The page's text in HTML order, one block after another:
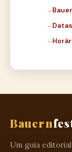
Bauern
Um guia